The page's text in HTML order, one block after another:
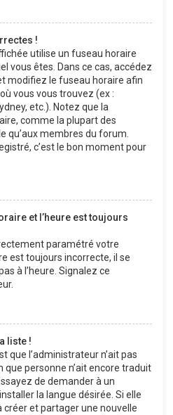
!
utilise un fuseau horaire
vous êtes. Dans ce cas, accédez
modifiez le fuseau horaire afin
vous vous trouvez (ex :
etc.). Notez que la
comme la plupart des
qu’aux membres du forum.
c’est le bon moment pour
et l’heure est toujours
paramétré votre
est toujours incorrecte, il se
à l’heure. Signalez ce
liste !
que l’administrateur n’ait pas
que personne n’ait encore traduit
de demander à un
la langue désirée. Si elle
créer et partager une nouvelle